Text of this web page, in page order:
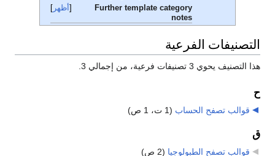
أظهر
Further template category
notes
التصنيفات الفرعية
هذا التصنيف يحوي 3 تصنيفات فرعية، من إجمالي 3.
ح
قوالب تصفح الحساب (1 ت، 1 ص)
ق
قوالب تصفح الطبولوجيا (2 ص)